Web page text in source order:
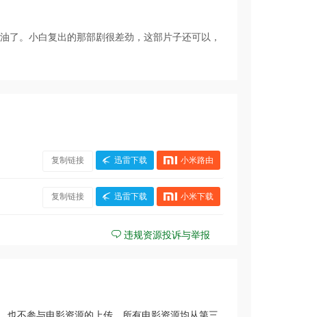
了。小白复出的那部剧很差劲，这部片子还可以，
复制链接 迅雷下载 小米路由
复制链接 迅雷下载 小米下载
违规资源投诉与举报
也不参与电影资源的上传，所有电影资源均从第三